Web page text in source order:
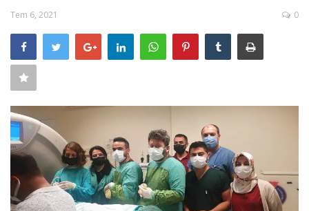
SAĞLIK
FİRMA HABER
OTURUM AÇ
KAYIT
Tem 6, 2021 0